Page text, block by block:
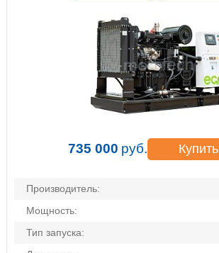
735 000 руб. Купить
Производитель:
Мощность:
Тип запуска: